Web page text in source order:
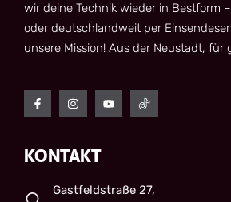
wir deine Technik wieder in Bestform
oder deutschlandweit per
unsere Mission! Aus der Neustadt, für
KONTAKT
Gastfeldstraße 27,